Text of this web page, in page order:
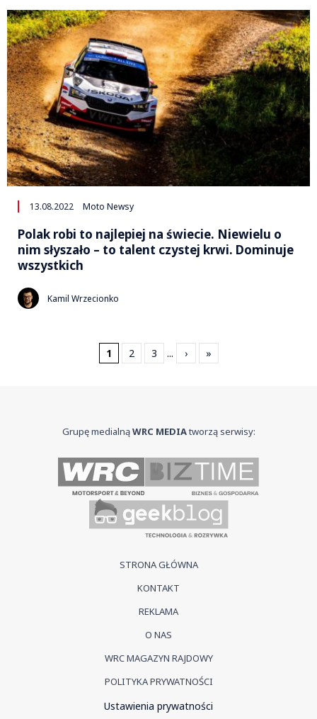
13.08.2022 Moto Newsy
Polak robi to najlepiej na świecie. Niewielu o
nim słyszało – to talent czystej krwi. Dominuje
wszystkich
Kamil Wrzecionko
1 2 3 ... › »
Grupę medialnąWRC MEDIAtworzą serwisy:
STRONA GŁÓWNA
KONTAKT
REKLAMA
O NAS
WRC MAGAZYN RAJDOWY
POLITYKA PRYWATNOŚCI
Ustawienia prywatności